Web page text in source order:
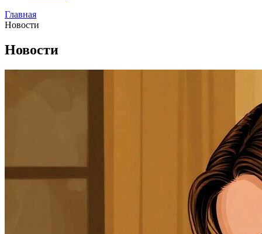
Главная
Новости
Новости